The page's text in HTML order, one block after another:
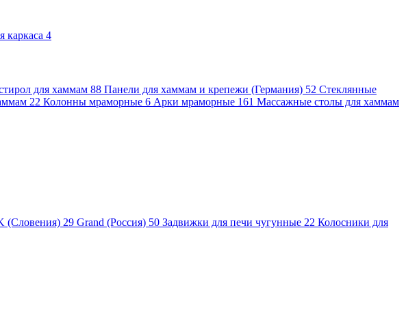
каркаса 4
для хаммам 88 Панели для хаммам и крепежи (Германия) 52 Стеклянные
22 Колонны мраморные 6 Арки мраморные 161 Массажные столы для хаммам
(Словения) 29 Grand (Россия) 50 Задвижки для печи чугунные 22 Колосники для